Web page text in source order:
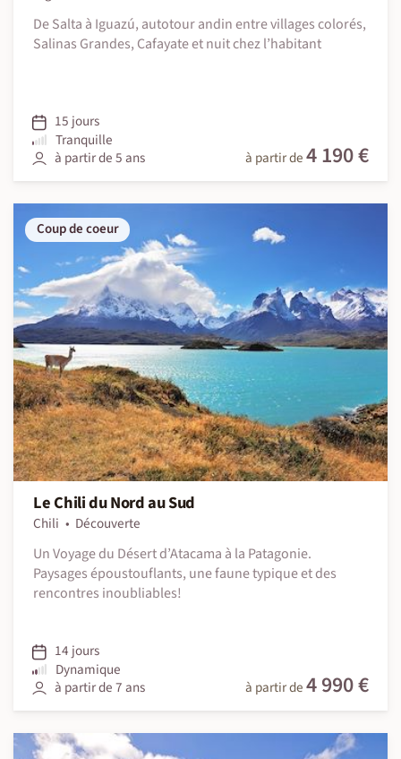
De Salta à Iguazú, autotour andin entre villages colorés,
Salinas Grandes, Cafayate et nuit chez l’habitant
15 jours
Tranquille
à partir de 5 ans
à partir de4 190 €
Coup de coeur
Le Chili du Nord au Sud
Chili
Découverte
Un Voyage du Désert d’Atacama à la Patagonie.
Paysages époustouflants, une faune typique et des
rencontres inoubliables!
14 jours
Dynamique
à partir de 7 ans
à partir de4 990 €